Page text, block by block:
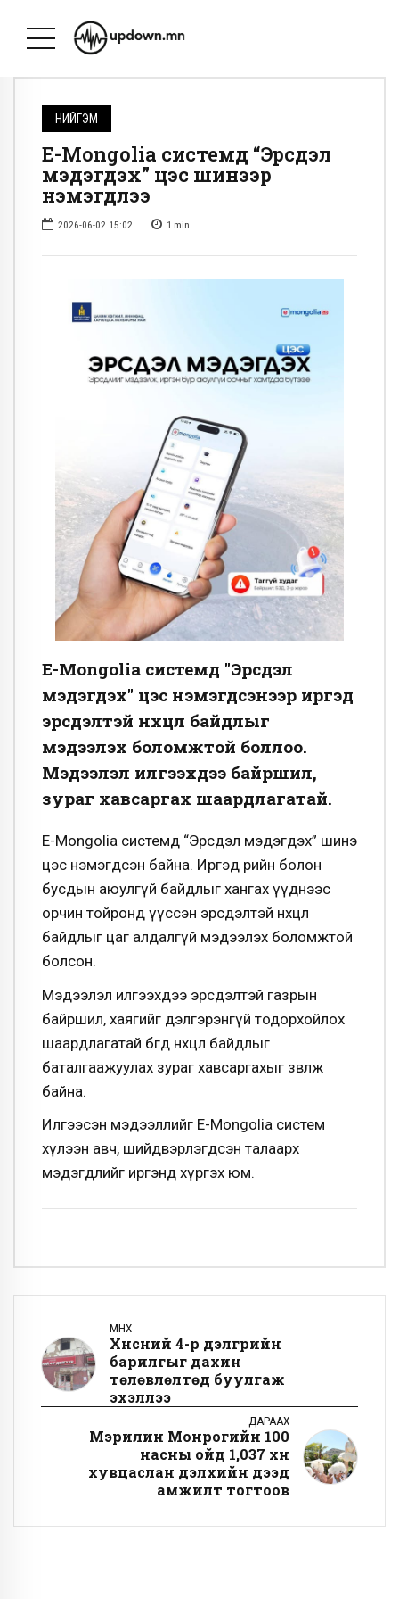
НИЙГЭМ
E-Mongolia системд “Эрсдэл
мэдэгдэх” цэс шинээр
нэмэгдлээ
2026-06-02 15:02 1 min
E-Mongolia системд "Эрсдэл
мэдэгдэх" цэс нэмэгдсэнээр иргэд
эрсдэлтэй нөхцөл байдлыг
мэдээлэх боломжтой боллоо.
Мэдээлэл илгээхдээ байршил,
зураг хавсаргах шаардлагатай.
E-Mongolia системд “Эрсдэл мэдэгдэх” шинэ
цэс нэмэгдсэн байна. Иргэд өөрийн болон
бусдын аюулгүй байдлыг хангах үүднээс
орчин тойронд үүссэн эрсдэлтэй нөхцөл
байдлыг цаг алдалгүй мэдээлэх боломжтой
болсон.
Мэдээлэл илгээхдээ эрсдэлтэй газрын
байршил, хаягийг дэлгэрэнгүй тодорхойлох
шаардлагатай бөгөөд нөхцөл байдлыг
баталгаажуулах зураг хавсаргахыг зөвлөж
байна.
Илгээсэн мэдээллийг E-Mongolia систем
хүлээн авч, шийдвэрлэгдсэн талаарх
мэдэгдлийг иргэнд хүргэх юм.
ӨМНӨХ
Хүнсний 4-р дэлгүүрийн
барилгыг дахин
төлөвлөлтөд буулгаж
эхэллээ
ДАРААХ
Мэрилин Монрогийн 100
насны ойд 1,037 хүн
хувцаслан дэлхийн дээд
амжилт тогтоов